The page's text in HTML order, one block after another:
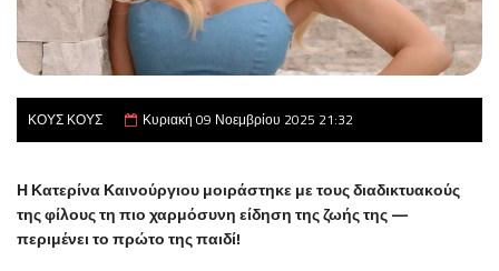
ΚΟΥΣ ΚΟΥΣ Κυριακή 09 Νοεμβρίου 2025 21:32
Η Κατερίνα Καινούργιου μοιράστηκε με τους διαδικτυακούς
της φίλους τη πιο χαρμόσυνη είδηση της ζωής της —
περιμένει το πρώτο της παιδί!